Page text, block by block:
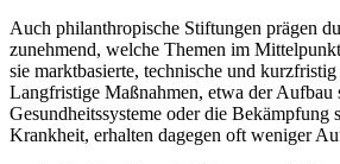
Auch philanthropische Stiftungen prägen
zunehmend, welche Themen im
sie marktbasierte, technische und
Langfristige Maßnahmen, etwa der Aufbau
Gesundheitssysteme oder die Bekämpfung
Krankheit, erhalten dagegen oft weniger